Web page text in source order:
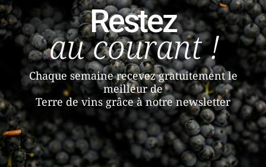
Restez
au courant !
Chaque semaine recevez gratuitement le
meilleur de
Terre de vins grâce à notre newsletter